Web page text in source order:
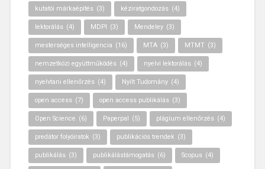
kutatói márkaépítés (3) kéziratgondozás (4)
lektorálás (4) MDPI (3) Mendeley (3)
mesterséges intelligencia (16) MTA (3) MTMT (3)
nemzetközi együttműködés (4) nyelvi lektorálás (4)
nyelvtani ellenőrzés (4) Nyílt Tudomány (4)
open access (7) open access publikálás (3)
Open Science (6) Paperpal (5) plágium ellenőrzés (4)
predátor folyóiratok (3) publikációs trendek (3)
publikálás (3) publikálástámogatás (6) Scopus (4)